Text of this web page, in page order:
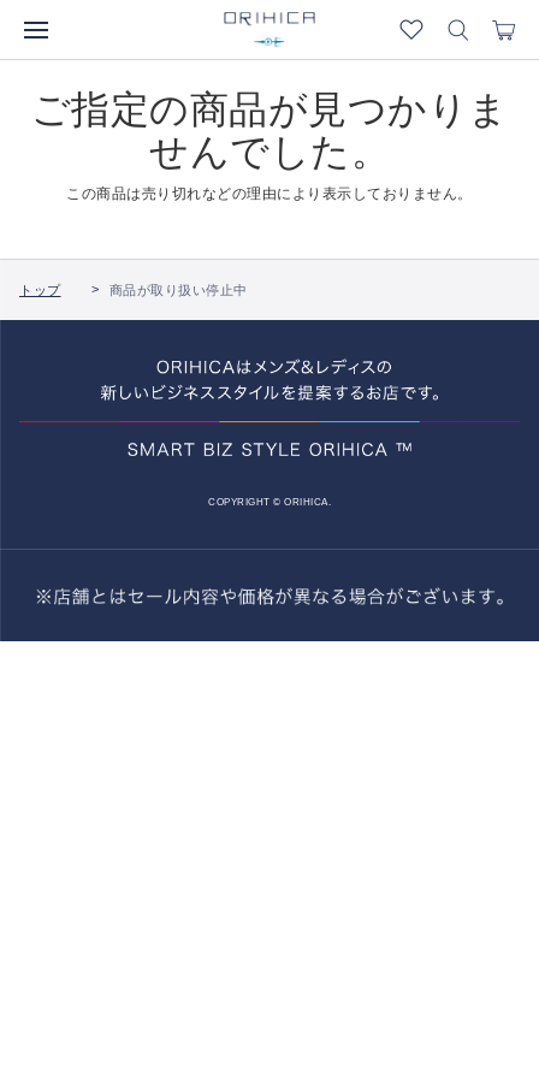
ご指定の商品が見つかりま
せんでした。
この商品は売り切れなどの理由により表示しておりません。
トップ 商品が取り扱い停止中
COPYRIGHT © ORIHICA.